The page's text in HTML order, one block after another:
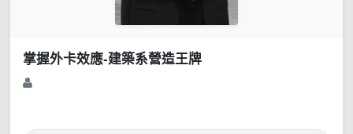
掌握外卡效應-建築系營造王牌